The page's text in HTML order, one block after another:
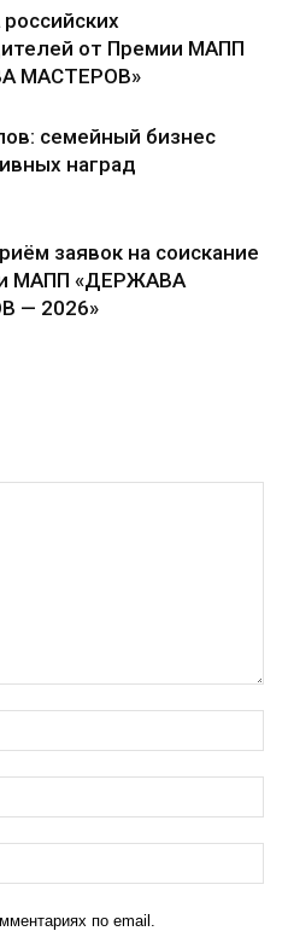
от Премии МАПП
МАСТЕРОВ»
семейный бизнес
наград
заявок на соискание
МАПП «ДЕРЖАВА
— 2026»
по email.